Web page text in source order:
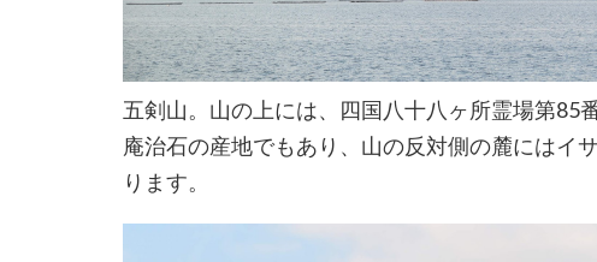
五剣山。山の上には、四国八十八ヶ所霊場第85
庵治石の産地でもあり、山の反対側の麓にはイ
ります。